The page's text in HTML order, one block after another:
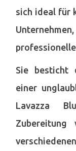
sich ideal für
Sie besticht
einer
Lavazza